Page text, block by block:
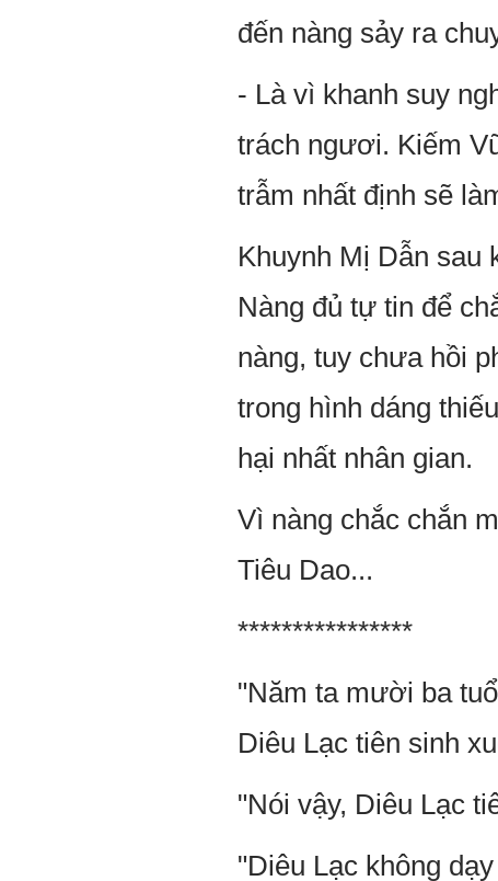
đến nàng sảy ra
- Là vì khanh suy
trách ngươi. Kiếm
trẫm nhất định sẽ
Khuynh Mị Dẫn sau
Nàng đủ tự tin để
nàng, tuy chưa hồi
trong hình dáng
hại nhất nhân gian.
Vì nàng chắc chắn
Tiêu Dao...
****************
"Năm ta mười ba
Diêu Lạc tiên sinh
"Nói vậy, Diêu Lạc
"Diêu Lạc không